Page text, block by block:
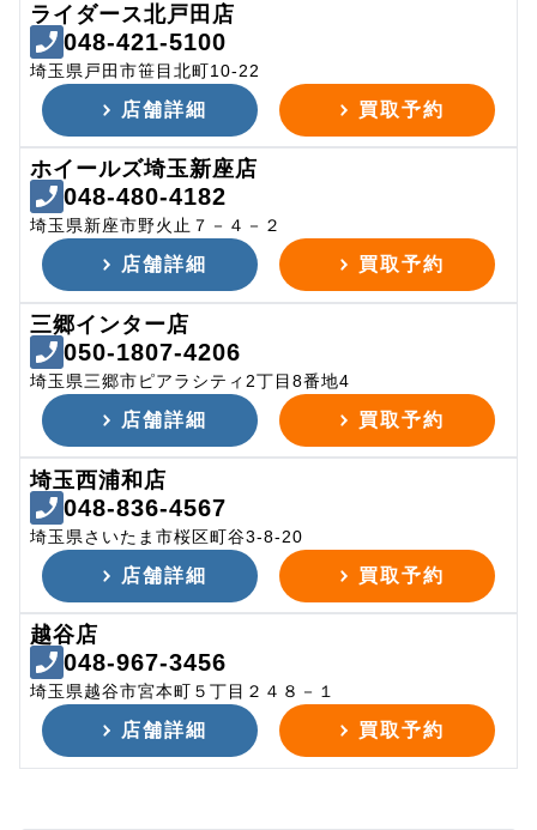
ライダース北戸田店
048-421-5100
埼玉県戸田市笹目北町10-22
店舗詳細 買取予約
ホイールズ埼玉新座店
048-480-4182
埼玉県新座市野火止７－４－２
店舗詳細 買取予約
三郷インター店
050-1807-4206
埼玉県三郷市ピアラシティ2丁目8番地4
店舗詳細 買取予約
埼玉西浦和店
048-836-4567
埼玉県さいたま市桜区町谷3-8-20
店舗詳細 買取予約
越谷店
048-967-3456
埼玉県越谷市宮本町５丁目２４８－１
店舗詳細 買取予約